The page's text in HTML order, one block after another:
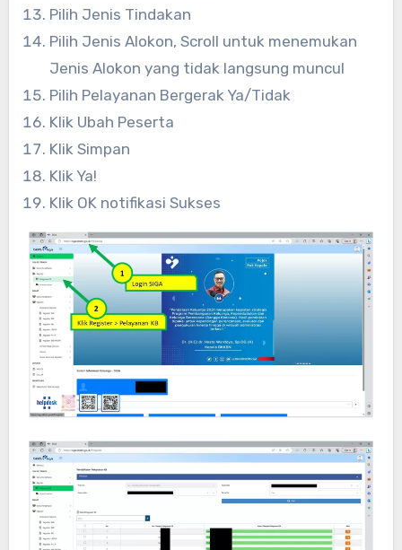
Pilih Jenis Tindakan
Pilih Jenis Alokon, Scroll untuk menemukan
Jenis Alokon yang tidak langsung muncul
Pilih Pelayanan Bergerak Ya/Tidak
Klik Ubah Peserta
Klik Simpan
Klik Ya!
Klik OK notifikasi Sukses